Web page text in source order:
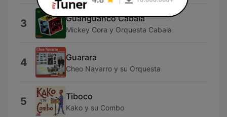
3 Guanguanco Cabala
Mickey Cora y Orquesta Cabala
4 Guarara
Cheo Navarro y su Orquesta
5 Tiboco
Kako y su Combo